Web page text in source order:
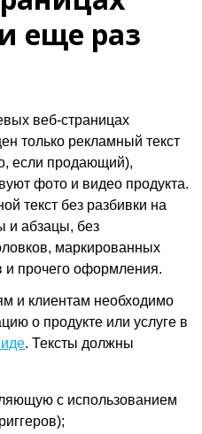
еще раз
веб-страницах
только рекламный текст
если продающий),
фото и видео продукта.
текст без разбивки на
и абзацы, без
маркированных
и прочего оформления.
и клиентам необходимо
о продукте или услуге в
. Тексты должны
с использованием